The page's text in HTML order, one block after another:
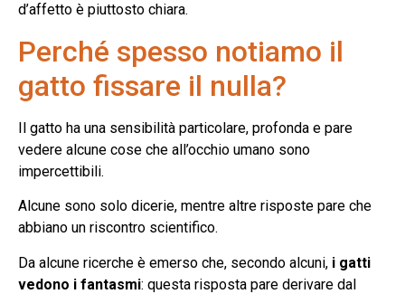
d’affetto è piuttosto chiara.
Perché spesso notiamo il
gatto fissare il nulla?
Il gatto ha una sensibilità particolare, profonda e pare
vedere alcune cose che all’occhio umano sono
impercettibili.
Alcune sono solo dicerie, mentre altre risposte pare che
abbiano un riscontro scientifico.
Da alcune ricerche è emerso che, secondo alcuni, i gatti
vedono i fantasmi: questa risposta pare derivare dal